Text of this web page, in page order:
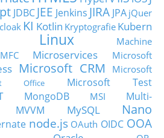
JDBC JEE Jenkins JIRA JPA jQuer
KI Kotlin Kryptografie Kubern
Linux
Machine
MFC Microservices
Microsoft
Microsoft CRM
Microsoft
Office
Microsoft Test
MongoDB MSI
Multi-
MVVM MySQL
Nano
node.js OAuth OIDC OOA